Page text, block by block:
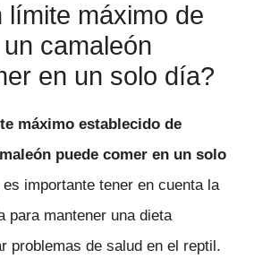
límite máximo de
camaleón
en un solo día?
máximo establecido de
puede comer en un solo
importante tener en cuenta la
para mantener una dieta
problemas de salud en el reptil.